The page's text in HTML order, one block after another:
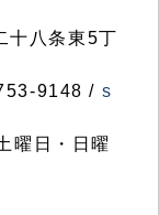
八条東5丁
9148 / s
曜日・日曜